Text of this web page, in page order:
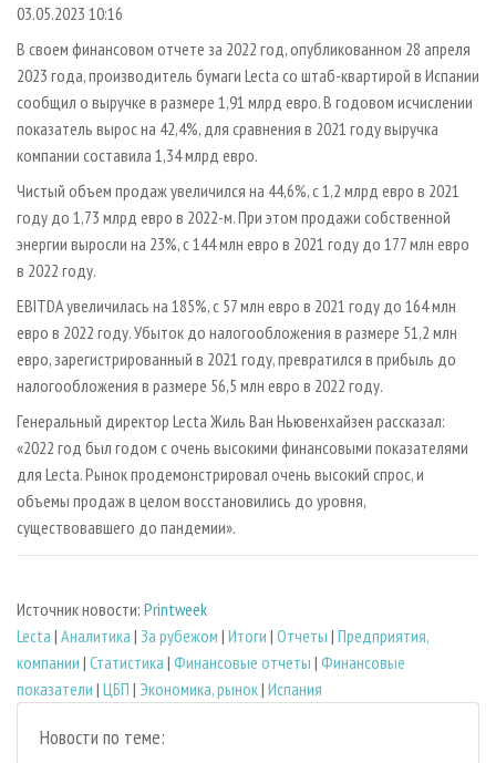
СУШКА ДРЕВЕСИНЫ
ПРОИЗВОДСТВО ДРЕВЕСНЫХ ПЛИТ
ДЕРЕВЯННОЕ ДОМОСТРОЕНИЕ
ПРОИЗВОДСТВО МЕБЕЛИ
БИОЭНЕРГЕТИКА
ЦБП
ИНСТРУМЕНТ И МАТЕРИАЛЫ
ПЕРСОНЫ
МОБИЛЬНЫЕ ВЫСТАВКИ
ОФИЦИАЛЬНЫЕ ДЕЛЕГАЦИИ
ПРИОРИТЕТНЫЕ ИНВЕСТПРОЕКТЫ
RUSSIAN FORESTRY REVIEW
ГАЗЕТА ЛЕСПРОМФОРУМ
БИБЛИОТЕКА СПЕЦИАЛИСТА
КОНТАКТЫ
РЕКЛАМА
РЕКЛАМА НА САЙТЕ
03.05.2023 10:16
В своем финансовом отчете за 2022 год, опубликованном 28 апреля
2023 года, производитель бумаги Lecta со штаб-квартирой в Испании
сообщил о выручке в размере 1,91 млрд евро. В годовом исчислении
показатель вырос на 42,4%, для сравнения в 2021 году выручка
компании составила 1,34 млрд евро.
Чистый объем продаж увеличился на 44,6%, с 1,2 млрд евро в 2021
году до 1,73 млрд евро в 2022-м. При этом продажи собственной
энергии выросли на 23%, с 144 млн евро в 2021 году до 177 млн евро
в 2022 году.
EBITDA увеличилась на 185%, с 57 млн евро в 2021 году до 164 млн
евро в 2022 году. Убыток до налогообложения в размере 51,2 млн
евро, зарегистрированный в 2021 году, превратился в прибыль до
налогообложения в размере 56,5 млн евро в 2022 году.
Генеральный директор Lecta Жиль Ван Ньювенхайзен рассказал:
«2022 год был годом с очень высокими финансовыми показателями
для Lecta. Рынок продемонстрировал очень высокий спрос, и
объемы продаж в целом восстановились до уровня,
существовавшего до пандемии».
Источник новости: Printweek
Lecta | Аналитика | За рубежом | Итоги | Отчеты | Предприятия,
компании | Статистика | Финансовые отчеты | Финансовые
показатели | ЦБП | Экономика, рынок| Испания
Новости по теме: